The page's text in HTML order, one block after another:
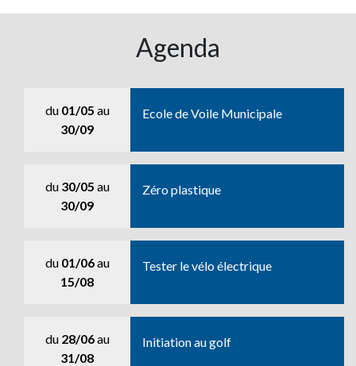
Agenda
du 01/05 au
30/09
Ecole de Voile Municipale
du 30/05 au
30/09
Zéro plastique
du 01/06au
15/08
Tester le vélo électrique
du 28/06au
31/08
Initiation au golf